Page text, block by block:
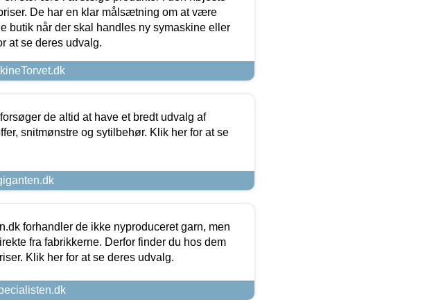
De har en klar målsætning om at være
butik når der skal handles ny symaskine eller
at se deres udvalg.
de altid at have et bredt udvalg af
snitmønstre og sytilbehør. Klik her for at se
forhandler de ikke nyproduceret garn, men
fra fabrikkerne. Derfor finder du hos dem
Klik her for at se deres udvalg.